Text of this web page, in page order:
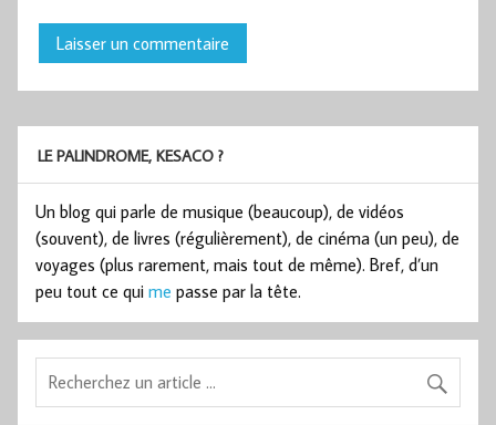
LE PALINDROME, KESACO ?
Un blog qui parle de musique (beaucoup), de vidéos
(souvent), de livres (régulièrement), de cinéma (un peu), de
voyages (plus rarement, mais tout de même). Bref, d’un
peu tout ce qui me passe par la tête.